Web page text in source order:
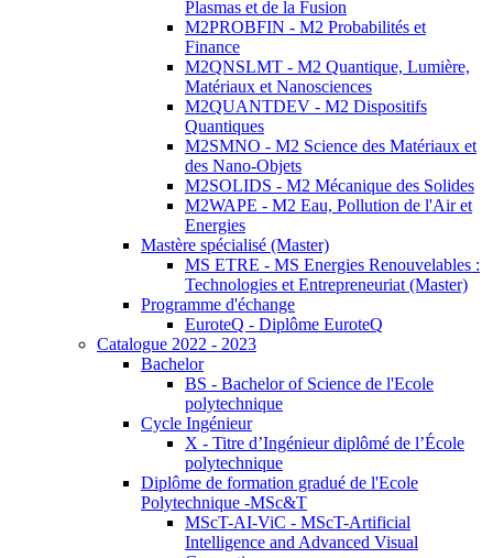
Plasmas et de la Fusion
M2PROBFIN - M2 Probabilités et
Finance
M2QNSLMT - M2 Quantique, Lumière,
Matériaux et Nanosciences
M2QUANTDEV - M2 Dispositifs
Quantiques
M2SMNO - M2 Science des Matériaux et
des Nano-Objets
M2SOLIDS - M2 Mécanique des Solides
M2WAPE - M2 Eau, Pollution de l'Air et
Energies
Mastère spécialisé (Master)
MS ETRE - MS Energies Renouvelables :
Technologies et Entrepreneuriat (Master)
Programme d'échange
EuroteQ - Diplôme EuroteQ
Catalogue 2022 - 2023
Bachelor
BS - Bachelor of Science de l'Ecole
polytechnique
Cycle Ingénieur
X - Titre d’Ingénieur diplômé de l’École
polytechnique
Diplôme de formation gradué de l'Ecole
Polytechnique -MSc&T
MScT-AI-ViC - MScT-Artificial
Intelligence and Advanced Visual